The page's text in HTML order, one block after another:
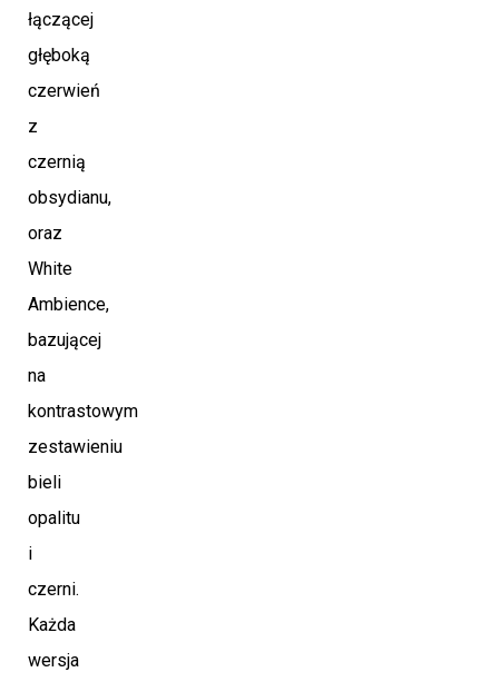
łączącej
głęboką
czerwień
z
czernią
obsydianu,
oraz
White
Ambience,
bazującej
na
kontrastowym
zestawieniu
bieli
opalitu
i
czerni.
Każda
wersja